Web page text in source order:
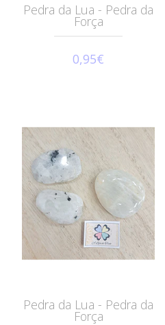
Pedra da Lua - Pedra da
Força
0,95€
Pedra da Lua - Pedra da
Força